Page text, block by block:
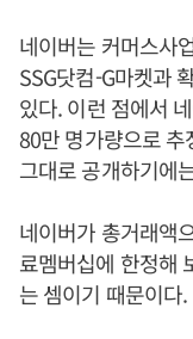
네이버는 커머스사
SSG닷컴-G마켓과
있다. 이런 점에서
80만 명가량으로
그대로 공개하기에
네이버가 총거래액
료멤버십에 한정해
는 셈이기 때문이다.